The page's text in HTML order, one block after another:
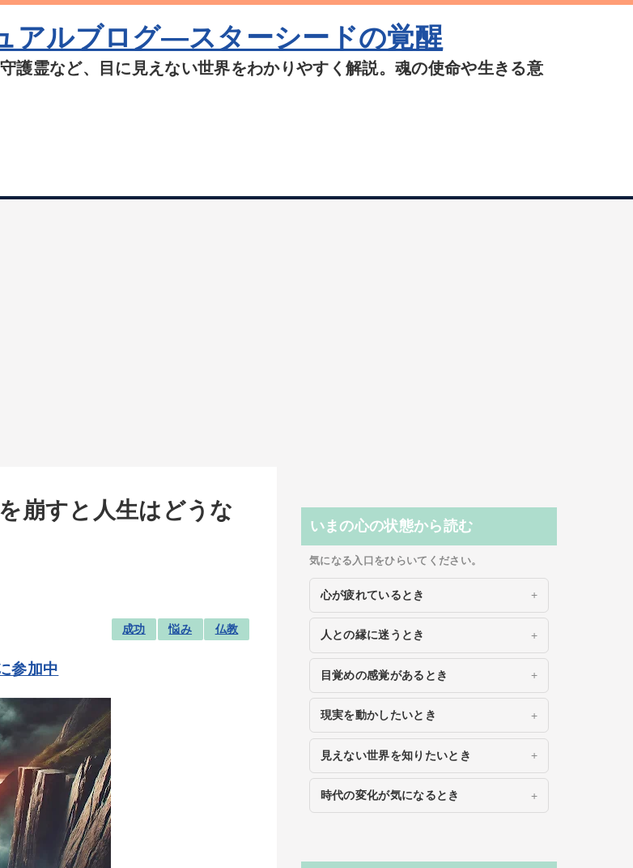
アルブログ―スターシードの覚醒
護霊など、目に見えない世界をわかりやすく解説。魂の使命や生きる意
崩すと人生はどうな
成功 悩み 仏教
参加中
いまの心の状態から読む
気になる入口をひらいてください。
心が疲れているとき
人との縁に迷うとき
目覚めの感覚があるとき
現実を動かしたいとき
見えない世界を知りたいとき
時代の変化が気になるとき